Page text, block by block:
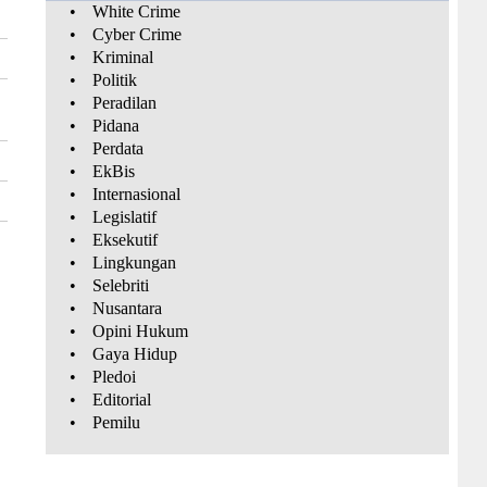
•
White Crime
•
Cyber Crime
•
Kriminal
•
Politik
•
Peradilan
•
Pidana
•
Perdata
•
EkBis
•
Internasional
•
Legislatif
•
Eksekutif
•
Lingkungan
•
Selebriti
•
Nusantara
•
Opini Hukum
•
Gaya Hidup
•
Pledoi
•
Editorial
•
Pemilu